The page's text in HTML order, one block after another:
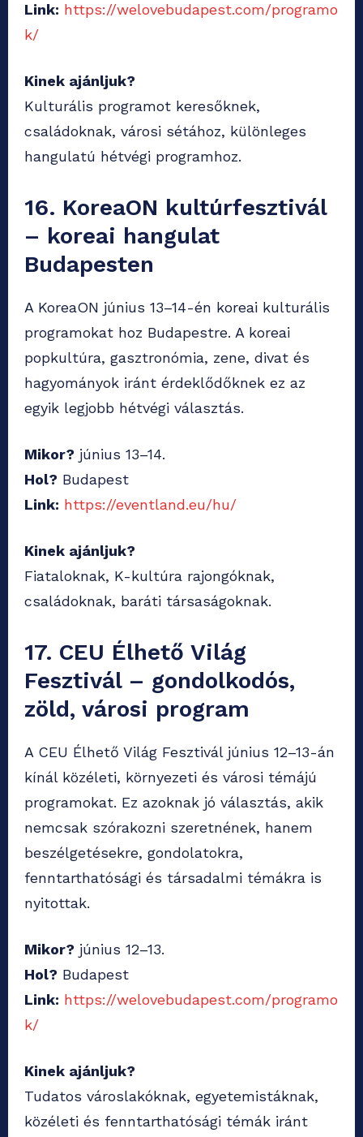
Link: https://welovebudapest.com/programo
k/
Kinek ajánljuk?
Kulturális programot keresőknek,
családoknak, városi sétához, különleges
hangulatú hétvégi programhoz.
16. KoreaON kultúrfesztivál
– koreai hangulat
Budapesten
A KoreaON június 13–14-én koreai kulturális
programokat hoz Budapestre. A koreai
popkultúra, gasztronómia, zene, divat és
hagyományok iránt érdeklődőknek ez az
egyik legjobb hétvégi választás.
Mikor? június 13–14.
Hol? Budapest
Link: https://eventland.eu/hu/
Kinek ajánljuk?
Fiataloknak, K-kultúra rajongóknak,
családoknak, baráti társaságoknak.
17. CEU Élhető Világ
Fesztivál – gondolkodós,
zöld, városi program
A CEU Élhető Világ Fesztivál június 12–13-án
kínál közéleti, környezeti és városi témájú
programokat. Ez azoknak jó választás, akik
nemcsak szórakozni szeretnének, hanem
beszélgetésekre, gondolatokra,
fenntarthatósági és társadalmi témákra is
nyitottak.
Mikor? június 12–13.
Hol? Budapest
Link: https://welovebudapest.com/programo
k/
Kinek ajánljuk?
Tudatos városlakóknak, egyetemistáknak,
közéleti és fenntarthatósági témák iránt